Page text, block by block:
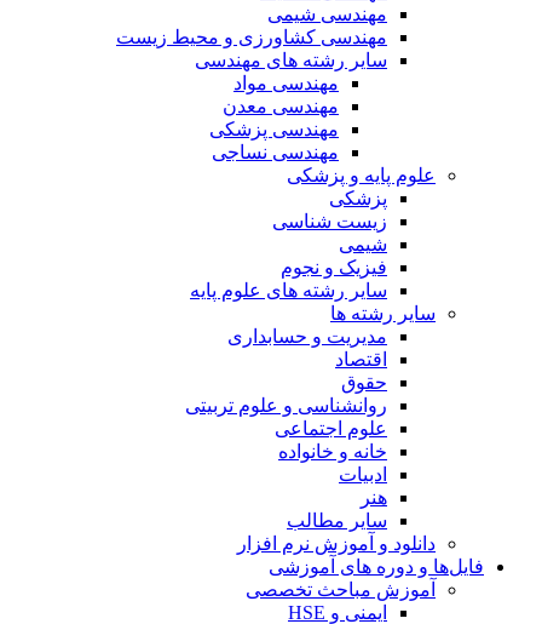
مهندسی شیمی
مهندسی کشاورزی و محیط زیست
سایر رشته های مهندسی
مهندسی مواد
مهندسی معدن
مهندسی پزشکی
مهندسی نساجی
علوم پایه و پزشکی
پزشکی
زیست شناسی
شیمی
فیزیک و نجوم
سایر رشته های علوم پایه
سایر رشته ها
مدیریت و حسابداری
اقتصاد
حقوق
روانشناسی و علوم تربیتی
علوم اجتماعی
خانه و خانواده
ادبیات
هنر
سایر مطالب
دانلود و آموزش نرم افزار
فایل‌ها و دوره های آموزشی
آموزش مباحث تخصصی
ایمنی و HSE